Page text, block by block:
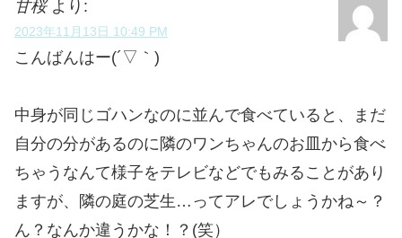
甘桜 より:
2023年11月13日 10:49 PM
こんばんはー(´▽｀)
中身が同じゴハンなのに並んで食べていると、まだ
自分の分があるのに隣のワンちゃんのお皿から食べ
ちゃうなんて様子をテレビなどでもみることがあり
ますが、隣の庭の芝生…ってアレでしょうかね～？
ん？なんか違うかな！？(笑）